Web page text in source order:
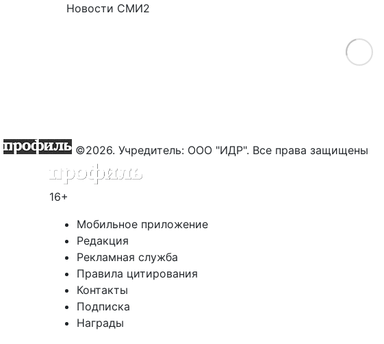
Новости СМИ2
Load More
©2026. Учредитель: ООО "ИДР". Все права защищены
16+
Мобильное приложение
Редакция
Рекламная служба
Правила цитирования
Контакты
Подписка
Награды